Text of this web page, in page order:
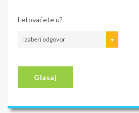
Letovaćete u?
izaberi odgovor
Glasaj